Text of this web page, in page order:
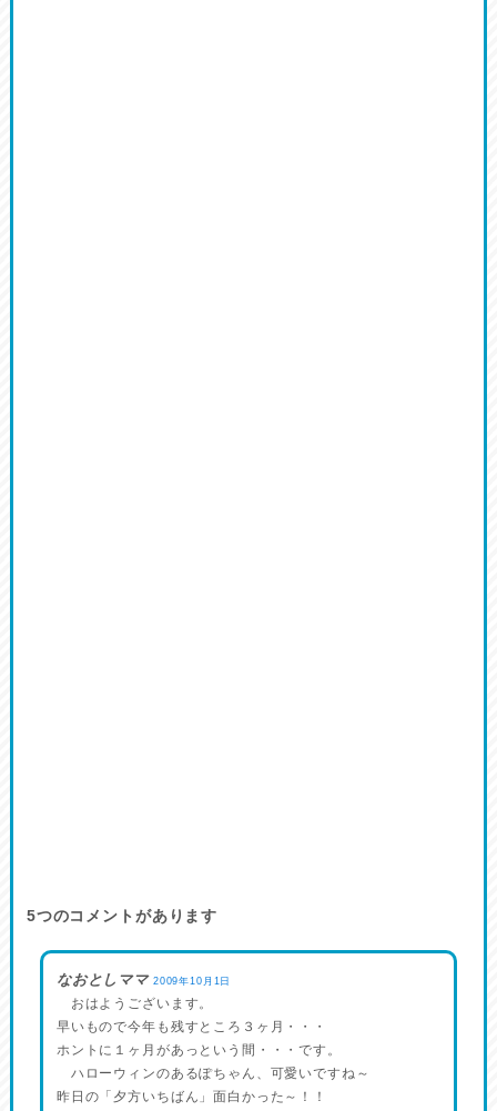
5つのコメントがあります
なおとしママ 2009年10月1日
おはようございます。
早いもので今年も残すところ３ヶ月・・・
ホントに１ヶ月があっという間・・・です。
ハローウィンのあるぽちゃん、可愛いですね～
昨日の「夕方いちばん」面白かった～！！